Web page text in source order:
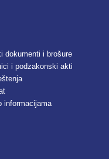
dokumenti i brošure
i podzakonski akti
informacijama